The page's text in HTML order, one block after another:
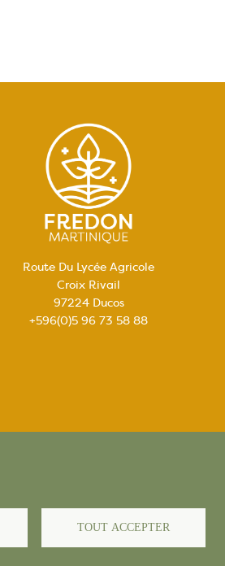
Route Du Lycée Agricole
Croix Rivail
97224 Ducos
+596(0)5 96 73 58 88
TOUT ACCEPTER